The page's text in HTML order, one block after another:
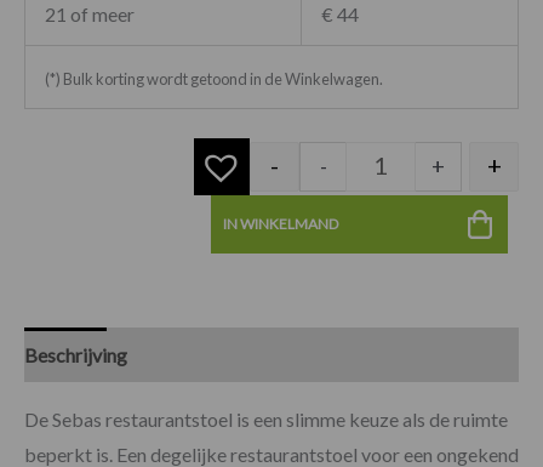
21 of meer € 44
(*) Bulk korting wordt getoond in de Winkelwagen.
- - + +
IN WINKELMAND
Beschrijving
De Sebas restaurantstoel is een slimme keuze als de ruimte
beperkt is. Een degelijke restaurantstoel voor een ongekend